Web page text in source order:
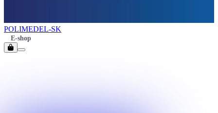
POLIMEDEL-SK
E-shop